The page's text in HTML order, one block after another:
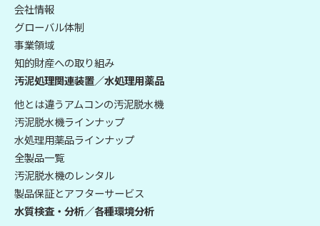
会社情報
グローバル体制
事業領域
知的財産への取り組み
汚泥処理関連装置／水処理用薬品
他とは違うアムコンの汚泥脱水機
汚泥脱水機ラインナップ
水処理用薬品ラインナップ
全製品一覧
汚泥脱水機のレンタル
製品保証とアフターサービス
水質検査・分析／各種環境分析